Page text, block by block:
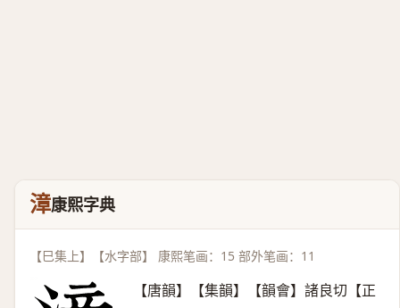
漳康熙字典
【巳集上】【水字部】 康熙笔画：15 部外笔画：11
【唐韻】【集韻】【韻會】諸良切【正